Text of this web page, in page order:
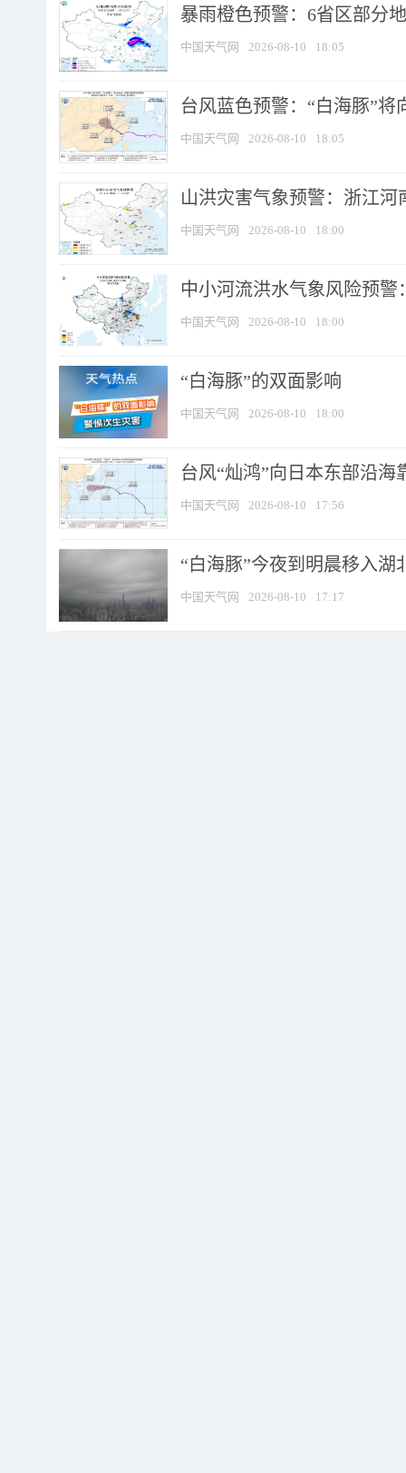
暴雨橙色预警：6省区部分
中国天气网 2026-08-10 18:05
台风蓝色预警：“白海豚”
中国天气网 2026-08-10 18:05
山洪灾害气象预警：浙江
中国天气网 2026-08-10 18:00
中小河流洪水气象风险预
中国天气网 2026-08-10 18:00
​“白海豚”的双面影响
中国天气网 2026-08-10 18:00
台风“灿鸿”向日本东部沿海
中国天气网 2026-08-10 17:56
“白海豚”今夜到明晨移入湖
中国天气网 2026-08-10 17:17